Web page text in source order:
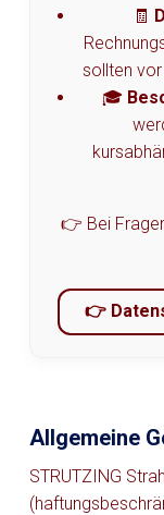
🧾
sollten
🎓
👉 Bei
👉
Allgemeine
STRUTZING